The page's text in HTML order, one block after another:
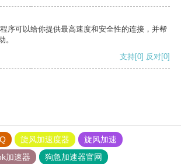
序可以给你提供最高速度和安全性的连接，并帮
。
支持[0] 反对[0]
旋风加速度器
旋风加速
加速器 狗急加速器官网